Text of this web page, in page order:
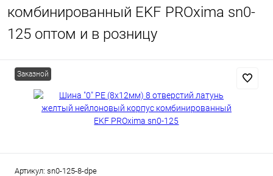
комбинированный EKF PROxima sn0-
125 оптом и в розницу
Заказной
Артикул: sn0-125-8-dpe